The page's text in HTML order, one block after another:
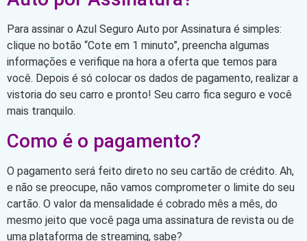
Para assinar o Azul Seguro Auto por Assinatura é simples:
clique no botão “Cote em 1 minuto”, preencha algumas
informações e verifique na hora a oferta que temos para
você. Depois é só colocar os dados de pagamento, realizar a
vistoria do seu carro e pronto! Seu carro fica seguro e você
mais tranquilo.
Como é o pagamento?
O pagamento será feito direto no seu cartão de crédito. Ah,
e não se preocupe, não vamos comprometer o limite do seu
cartão. O valor da mensalidade é cobrado mês a mês, do
mesmo jeito que você paga uma assinatura de revista ou de
uma plataforma de streaming, sabe?